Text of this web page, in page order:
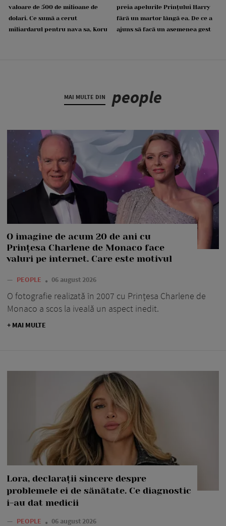
valoare de 500 de milioane de
dolari. Ce sumă a cerut
miliardarul pentru nava sa, Koru
preia apelurile Prințului Harry
fără un martor lângă ea. De ce a
ajuns să facă un asemenea gest
MAI MULTE DIN people
O imagine de acum 20 de ani cu
Prințesa Charlene de Monaco face
valuri pe internet. Care este motivul
— PEOPLE 06 august 2026
O fotografie realizată în 2007 cu Prințesa Charlene de
Monaco a scos la iveală un aspect inedit.
+ MAI MULTE
Lora, declarații sincere despre
problemele ei de sănătate. Ce diagnostic
i-au dat medicii
— PEOPLE 06 august 2026